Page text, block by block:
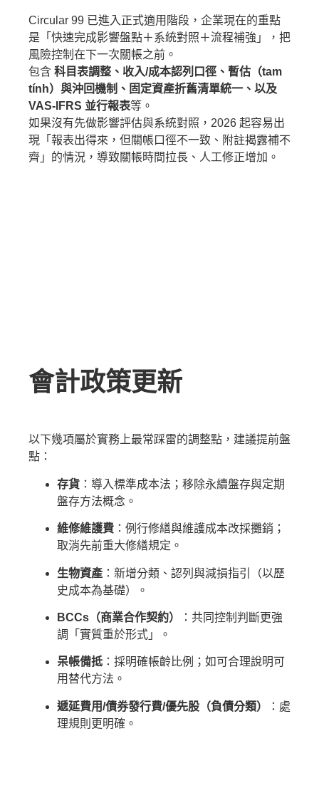
Circular 99 已進入正式適用階段，企業現在的重點
是「快速完成影響盤點＋系統對照＋流程補強」，把
風險控制在下一次關帳之前。
包含 科目表調整、收入/成本認列口徑、暫估（tam
tính）與沖回機制、固定資產折舊清單統一、以及
VAS-IFRS 並行報表等。
如果沒有先做影響評估與系統對照，2026 起容易出
現「報表出得來，但關帳口徑不一致、附註揭露補不
齊」的情況，導致關帳時間拉長、人工修正增加。
會計政策更新
以下幾項屬於實務上最常踩雷的調整點，建議提前盤
點：
存貨 ：導入標準成本法；移除永續盤存與定期
盤存方法概念。
維修維護費 ：例行修繕與維護成本改採攤銷；
取消先前重大修繕規定。
生物資產 ：新增分類、認列與減損指引（以歷
史成本為基礎）。
BCCs（商業合作契約）
：共同控制判斷更強
調「實質重於形式」。
呆帳備抵 ：採明確帳齡比例；如可合理說明可
用替代方法。
遞延費用/債券發行費/優先股（負債分類）
：處
理規則更明確。